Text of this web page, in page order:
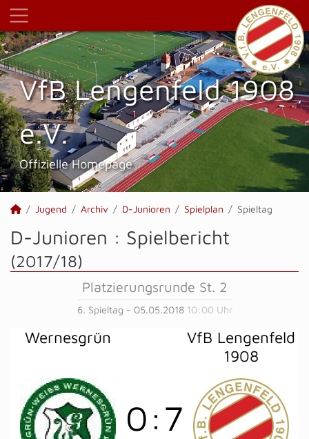
VfB Lengenfeld 1908
e.V.
Offizielle Homepage
Jugend Archiv D-Junioren Spielplan Spieltag
D-Junioren : Spielbericht
(2017/18)
Platzierungsrunde St. 2
6. Spieltag - 05.05.2018 10:00 Uhr
Wernesgrün
VfB Lengenfeld
1908
0 : 7